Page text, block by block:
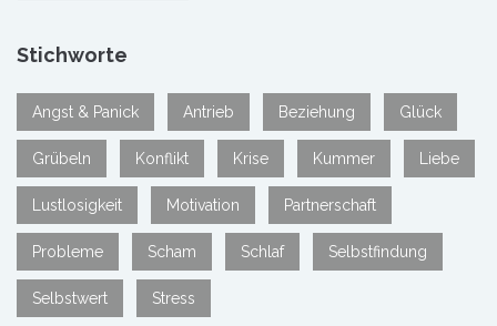
Stichworte
Angst & Panick Antrieb Beziehung Glück
Grübeln Konflikt Krise Kummer Liebe
Lustlosigkeit Motivation Partnerschaft
Probleme Scham Schlaf Selbstfindung
Selbstwert Stress